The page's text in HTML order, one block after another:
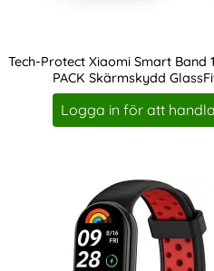
Tech-Protect Xiaomi Smart Band
PACK Skärmskydd
Art. nr 243079
Logga in för att handla
tech-Protect Xiaomi Smart